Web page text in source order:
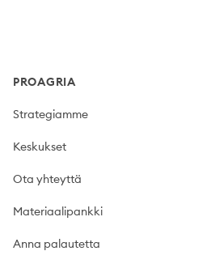
PROAGRIA
Strategiamme
Keskukset
Ota yhteyttä
Materiaalipankki
Anna palautetta